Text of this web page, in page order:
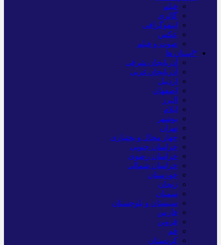
فیلم
گالری
اینفوگرافی
عکس
صوت و فیلم
*استان ها
آذربایجان شرقی
آذربایجان غربی
اردبیل
اصفهان
البرز
ایلام
بوشهر
تهران
چهار محال و بختیاری
خراسان جنوبی
خراسان رضوی
خراسان شمالی
خوزستان
زنجان
سمنان
سیستان و بلوچستان
فارس
قزوین
قم
کردستان